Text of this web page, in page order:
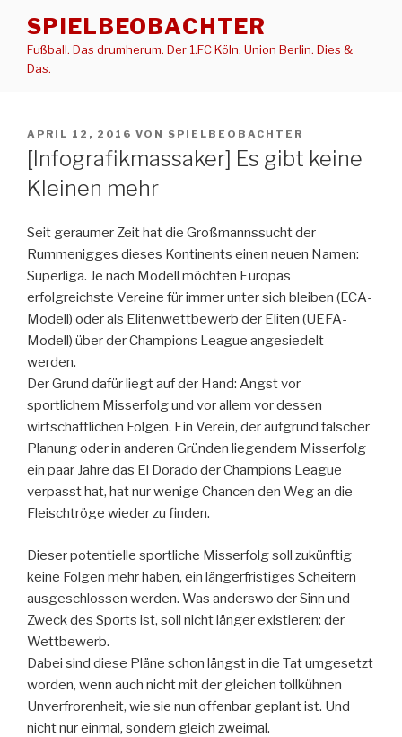
Inhalt
springen
SPIELBEOBACHTER
Fußball. Das drumherum. Der 1.FC Köln. Union Berlin. Dies &
Das.
VERÖFFENTLICHT
AM
APRIL 12, 2016 VON SPIELBEOBACHTER
[Infografikmassaker] Es gibt keine
Kleinen mehr
Seit geraumer Zeit hat die Großmannssucht der
Rummenigges dieses Kontinents einen neuen Namen:
Superliga. Je nach Modell möchten Europas
erfolgreichste Vereine für immer unter sich bleiben (ECA-
Modell) oder als Elitenwettbewerb der Eliten (UEFA-
Modell) über der Champions League angesiedelt
werden.
Der Grund dafür liegt auf der Hand: Angst vor
sportlichem Misserfolg und vor allem vor dessen
wirtschaftlichen Folgen. Ein Verein, der aufgrund falscher
Planung oder in anderen Gründen liegendem Misserfolg
ein paar Jahre das El Dorado der Champions League
verpasst hat, hat nur wenige Chancen den Weg an die
Fleischtröge wieder zu finden.
Dieser potentielle sportliche Misserfolg soll zukünftig
keine Folgen mehr haben, ein längerfristiges Scheitern
ausgeschlossen werden. Was anderswo der Sinn und
Zweck des Sports ist, soll nicht länger existieren: der
Wettbewerb.
Dabei sind diese Pläne schon längst in die Tat umgesetzt
worden, wenn auch nicht mit der gleichen tollkühnen
Unverfrorenheit, wie sie nun offenbar geplant ist. Und
nicht nur einmal, sondern gleich zweimal.